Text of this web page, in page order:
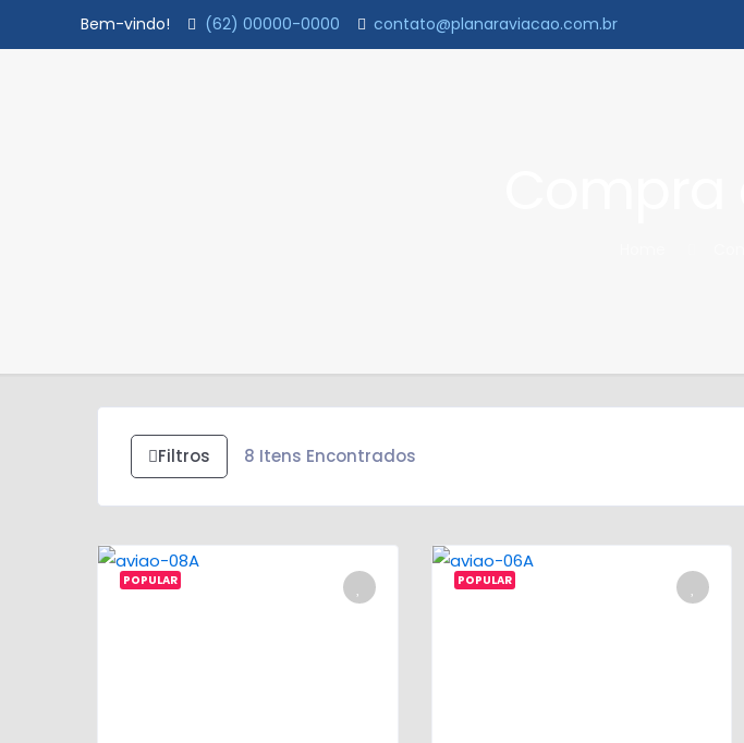
Bem-vindo! (62) 00000-0000 contato@planaraviacao.com.br
Filtros 8 Itens Encontrados
POPULAR POPULAR